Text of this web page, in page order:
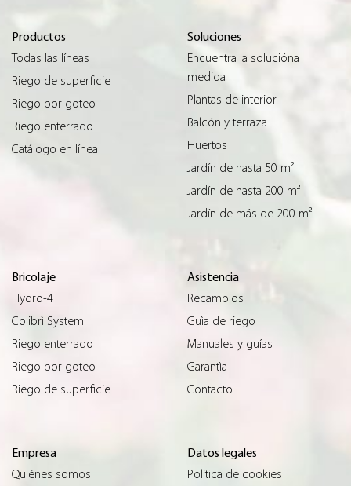
Productos
Todas las líneas
Riego de superficie
Riego por goteo
Riego enterrado
Catálogo en línea
Soluciones
Encuentra la solucióna
medida
Plantas de interior
Balcón y terraza
Huertos
Jardín de hasta 50 m²
Jardín de hasta 200 m²
Jardín de más de 200 m²
Bricolaje
Hydro-4
Colibrì System
Riego enterrado
Riego por goteo
Riego de superficie
Asistencia
Recambios
Guìa de riego
Manuales y guías
Garantìa
Contacto
Empresa
Quiénes somos
Datos legales
Política de cookies